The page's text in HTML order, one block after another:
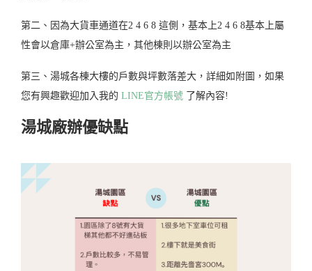
第二、因為大貨車通道在2 4 6 8 這側，基本上2 4 6 8基本上屬
性會以倉庫+辦公室為主，其他棟則以辦公室為主
第三、湯城各棟大樓的戶數與坪數落差大，詳細如附圖，如果
您有興趣歡迎加入我的 LINE官方帳號 了解內容!
湯城廠辦優缺點